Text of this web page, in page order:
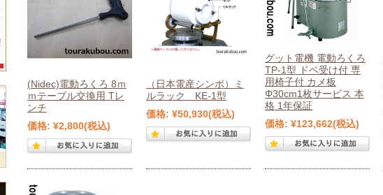
(Nidec)電動ろくろ 8ｍ
ｍテーブル交換用 Tレ
ンチ
価格: ¥2,800(税込)
（日本電産シンポ）ミ
ルラック KE-1型
価格: ¥50,930(税込)
グット電機 電動ろくろ
TP-1型 ドベ受け付 専
用椅子付 カメ板
Φ30cm1枚サービス 本
格 1年保証
価格: ¥123,662(税込)